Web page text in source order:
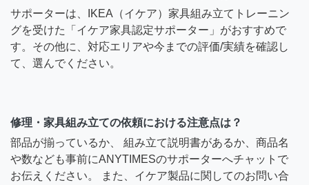
サポーターは、IKEA（イケア）家具組み立てトレーニン
グを受けた「イケア家具認定サポーター」がおすすめで
す。その他に、対応エリアや今までの評価/実績を確認し
て、選んでください。
修理・家具組み立ての依頼における注意点は？
部品が揃っているか、 組み立て説明書があるか、商品名
や数なども事前にANYTIMESのサポーターへチャットで
お伝えください。 また、イケア製品に関してのお問い合